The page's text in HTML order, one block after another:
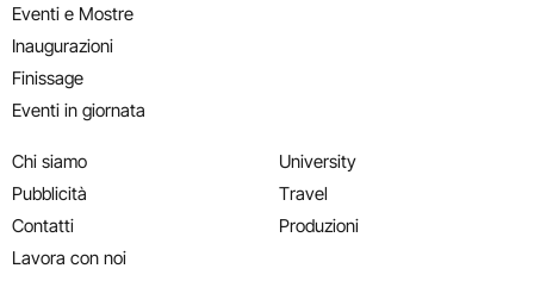
Eventi e Mostre
Inaugurazioni
Finissage
Eventi in giornata
Chi siamo
Pubblicità
Contatti
Lavora con noi
University
Travel
Produzioni